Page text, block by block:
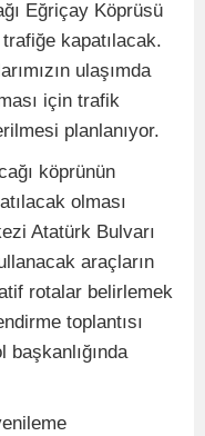
Eğriçay Köprüsü
kapatılacak.
ulaşımda
için trafik
planlanıyor.
köprünün
olması
Atatürk Bulvarı
araçların
rotalar belirlemek
toplantısı
başkanlığında